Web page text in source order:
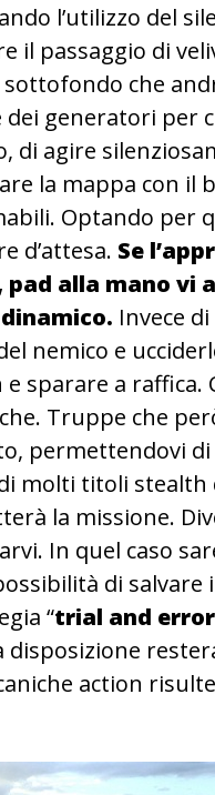
l’utilizzo del
il passaggio di
che
generatori per
di agire
la mappa con il
Optando per
d’attesa. Se
alla mano vi
Invece
nemico e
sparare a raffica.
Truppe che
permettendovi
molti titoli stealth
la missione.
In quel caso
di salvare
“trial and error
disposizione
action